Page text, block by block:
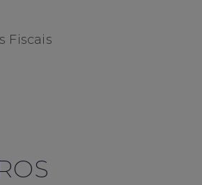
Fiscais